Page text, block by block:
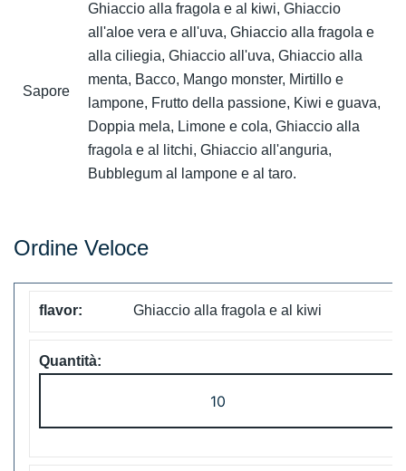
Sapore
Ghiaccio alla fragola e al kiwi, Ghiaccio
all'aloe vera e all'uva, Ghiaccio alla fragola e
alla ciliegia, Ghiaccio all'uva, Ghiaccio alla
menta, Bacco, Mango monster, Mirtillo e
lampone, Frutto della passione, Kiwi e guava,
Doppia mela, Limone e cola, Ghiaccio alla
fragola e al litchi, Ghiaccio all'anguria,
Bubblegum al lampone e al taro.
Ordine Veloce
Ghiaccio alla fragola e al kiwi
Cube
20000